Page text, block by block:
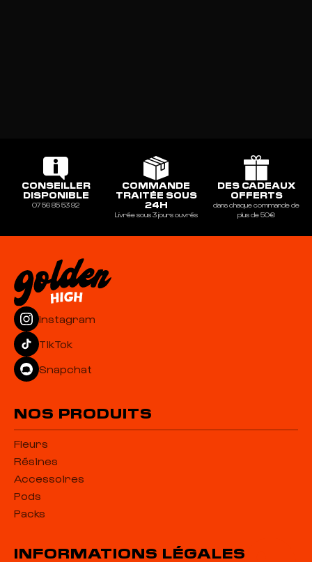
CONSEILLER
DISPONIBLE
07 56 85 53 92
COMMANDE
TRAITÉE SOUS
24H
Livrée sous 3 jours ouvrés
DES CADEAUX
OFFERTS
dans chaque commande de
plus de 50€
Instagram
TikTok
Snapchat
NOS PRODUITS
Fleurs
Résines
Accessoires
Pods
Packs
INFORMATIONS LÉGALES